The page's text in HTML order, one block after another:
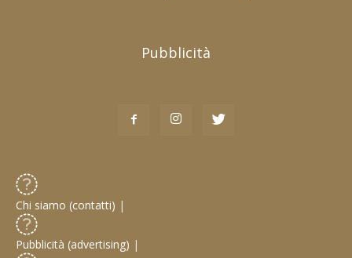
Pubblicità
Chi siamo (contatti) |
Pubblicità (advertising) |